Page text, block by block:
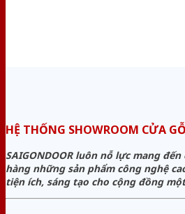
HỆ THỐNG SHOWROOM CỬA
SAIGONDOOR luôn nỗ lực mang
hàng những sản phẩm công nghệ
tiện ích, sáng tạo cho cộng đồng